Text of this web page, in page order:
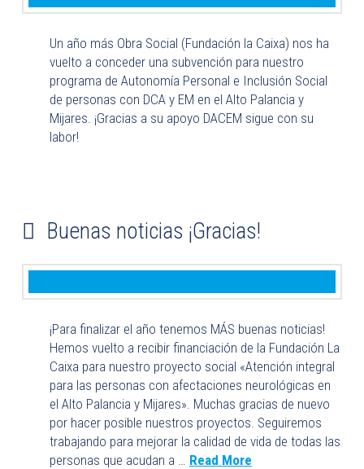
Un año más Obra Social (Fundación la Caixa) nos ha
vuelto a conceder una subvención para nuestro
programa de Autonomía Personal e Inclusión Social
de personas con DCA y EM en el Alto Palancia y
Mijares. ¡Gracias a su apoyo DACEM sigue con su
labor!
Buenas noticias ¡Gracias!
¡Para finalizar el año tenemos MÁS buenas noticias!
Hemos vuelto a recibir financiación de la Fundación La
Caixa para nuestro proyecto social «Atención integral
para las personas con afectaciones neurológicas en
el Alto Palancia y Mijares». Muchas gracias de nuevo
por hacer posible nuestros proyectos. Seguiremos
trabajando para mejorar la calidad de vida de todas las
personas que acudan a … Read More